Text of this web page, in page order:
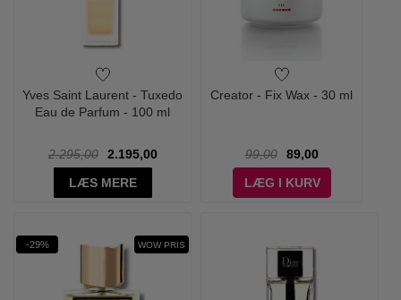
Yves Saint Laurent - Tuxedo
Eau de Parfum - 100 ml
2.295,00
2.195,00
LÆS MERE
Creator - Fix Wax - 30 ml
99,00
89,00
LÆG I KURV
-29% WOW PRIS